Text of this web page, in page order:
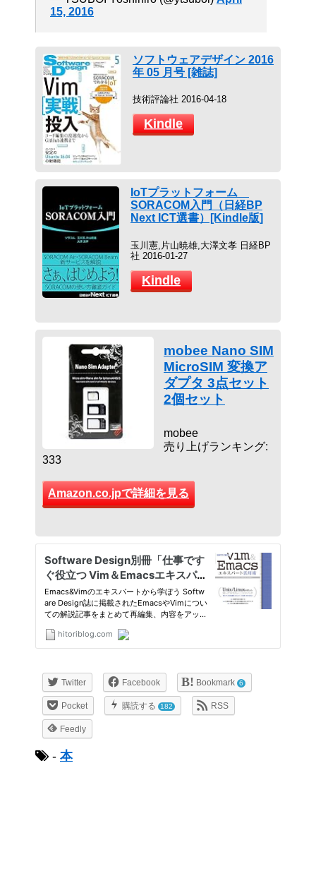
15, 2016
ソフトウェアデザイン 2016
年 05 月号 [雑誌]
技術評論社 2016-04-18
Kindle
IoTプラットフォーム
SORACOM入門（日経BP
Next ICT選書）[Kindle版]
玉川憲,片山暁雄,大澤文孝 日経BP
社 2016-01-27
Kindle
mobee Nano SIM
MicroSIM 変換ア
ダプタ 3点セット
2個セット
mobee
売り上げランキング:
333
Amazon.co.jpで詳細を見る
Twitter Facebook Bookmark 6
Pocket 購読する 182 RSS
Feedly
- 本